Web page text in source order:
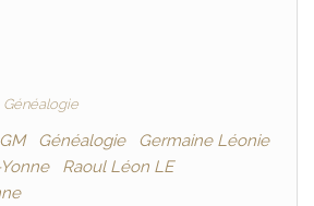
Généalogie
Généalogie
Germaine Léonie
Raoul Léon LE